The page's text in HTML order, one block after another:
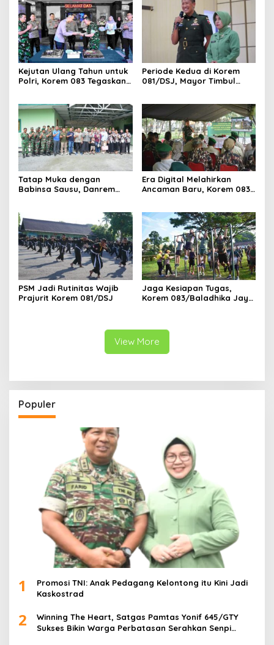
Kejutan Ulang Tahun untuk
Polri, Korem 083 Tegaskan
Periode Kedua di Korem
081/DSJ, Mayor Timbul
Tatap Muka dengan
Babinsa Sausu, Danrem
Era Digital Melahirkan
Ancaman Baru, Korem 083
PSM Jadi Rutinitas Wajib
Prajurit Korem 081/DSJ
Jaga Kesiapan Tugas,
Korem 083/Baladhika Jaya
View More
Populer
1
Promosi TNI: Anak Pedagang Kelontong itu Kini Jadi
Kaskostrad
2
Winning The Heart, Satgas Pamtas Yonif 645/GTY
Sukses Bikin Warga Perbatasan Serahkan Senpi